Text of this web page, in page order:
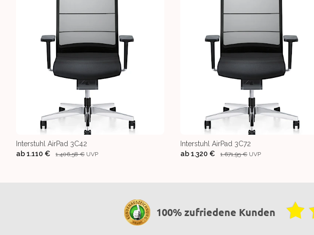
Interstuhl AirPad 3C42
ab1.110 € 1.406,58 € UVP
Interstuhl AirPad 3C72
ab1.320 € 1.671,95 € UVP
100% zufriedene Kunden